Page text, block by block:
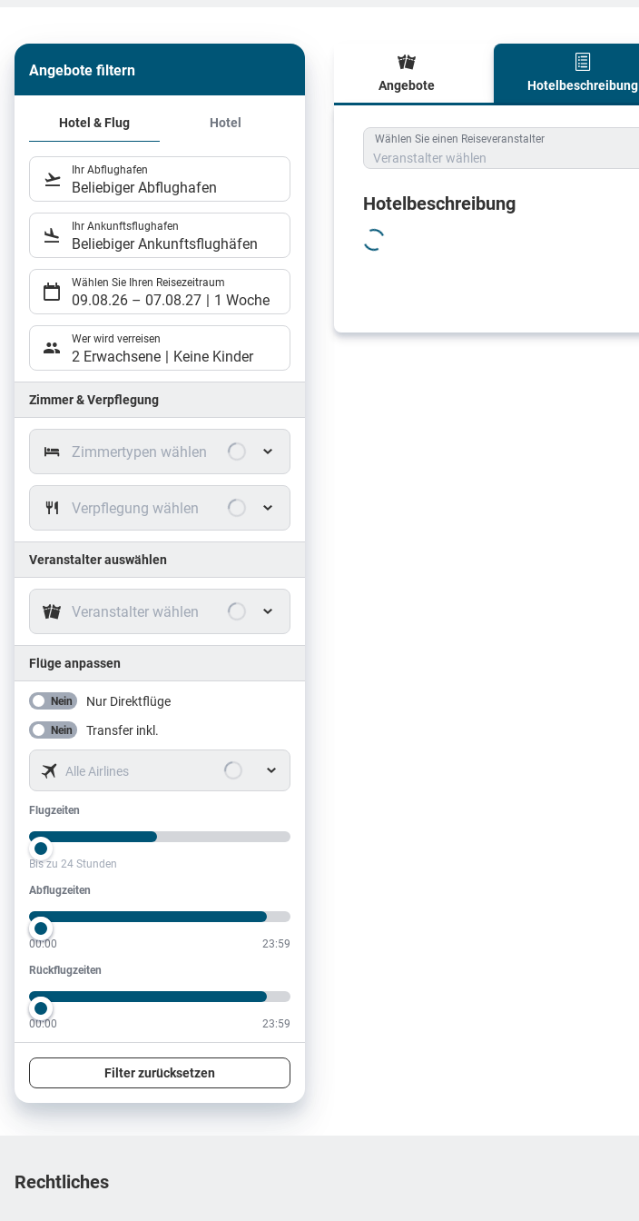
Angebote filtern
Hotel & Flug Hotel
Ihr Abflughafen
Beliebiger Abflughafen
Ihr Ankunftsflughafen
Beliebiger Ankunftsflughäfen
Wählen Sie Ihren Reisezeitraum
09.08.26 – 07.08.27 1 Woche
Wer wird verreisen
2 Erwachsene Keine Kinder
Zimmer & Verpflegung
Zimmertypen wählen
Verpflegung wählen
Veranstalter auswählen
Veranstalter wählen
Flüge anpassen
Nein Nur Direktflüge
Nein Transfer inkl.
Alle Airlines
Flugzeiten
Flugzeiten
Bis zu 24 Stunden
Abflugzeiten
Abflugzeiten
00:00 23:59
Rückflugzeiten
Rückflugzeiten
00:00 23:59
Filter zurücksetzen
Angebote Hotelbeschreibung
Hotelbeschreibung
Wählen Sie einen Reiseveranstalter
Veranstalter wählen
Hotelbeschreibung
Footer navigation
Rechtliches